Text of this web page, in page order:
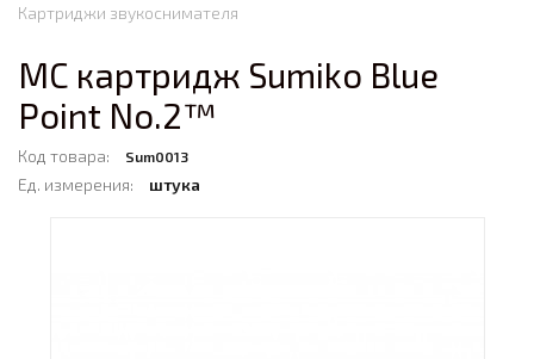
Картриджи звукоснимателя
MC картридж Sumiko Blue
Point No.2™
Код товара: Sum0013
Ед. измерения: штука